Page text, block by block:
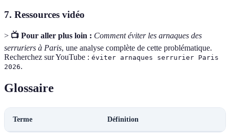
7. Ressources vidéo
> 📺 Pour aller plus loin : Comment éviter les arnaques des
serruriers à Paris, une analyse complète de cette problématique.
Recherchez sur YouTube : éviter arnaques serrurier Paris
2026.
Glossaire
Terme Définition